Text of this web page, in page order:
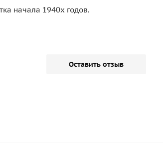
начала 1940х годов.
Оставить отзыв